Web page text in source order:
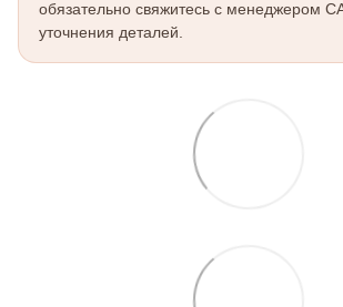
обязательно свяжитесь с менеджером
уточнения деталей.